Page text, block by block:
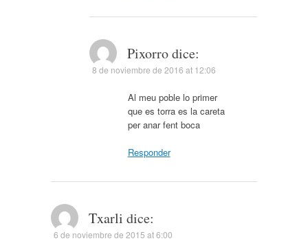
Pixorro dice:
8 de noviembre de 2016 at 12:06
Al meu poble lo primer
que es torra es la careta
per anar fent boca
Responder
Txarli dice:
6 de noviembre de 2015 at 6:00